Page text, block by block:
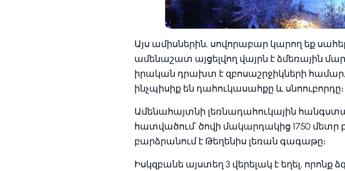
Այս ամիսներին, սովորաբար կարող եք
ամենաշատ այցելվող վայրն է ձմեռային
իրական դրախտ է զբոսաշրջիկների
ինչպիսիք են դահուկասահքը և սնոուբորդը։
Ամենահայտնի լեռնադահուկային
հատվածում՝ ծովի մակարդակից 1750
բարձրանում է Թեղենիս լեռան գագաթը։
Իսկզբանե այստեղ 3 վերելակ է եղել, որոնք